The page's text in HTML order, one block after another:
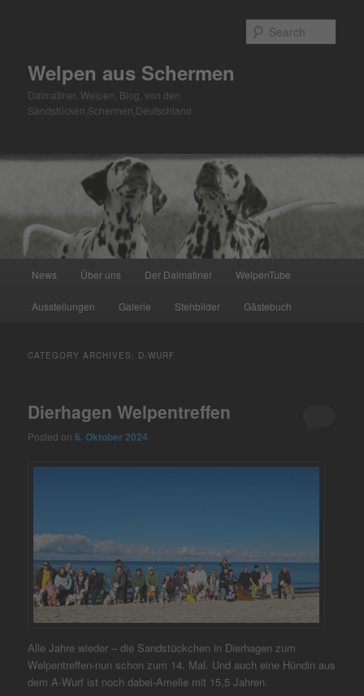
Welpen aus Schermen
Dalmatiner, Welpen, Blog, von den
Sandstücken,Schermen,Deutschland
News Über uns Der Dalmatiner WelpenTube
Ausstellungen Galerie Stehbilder Gästebuch
CATEGORY ARCHIVES: D-WURF
Dierhagen Welpentreffen
Posted on6. Oktober 2024
Alle Jahre wieder – die Sandstückchen in Dierhagen zum
Welpentreffen-nun schon zum 14. Mal. Und auch eine Hündin aus
dem A-Wurf ist noch dabei-Amelie mit 15,5 Jahren.